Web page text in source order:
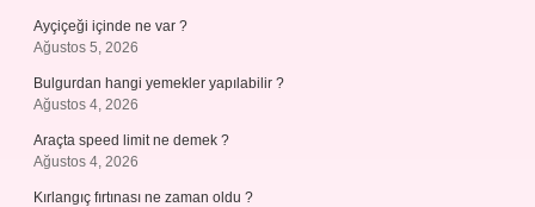
Ayçiçeği içinde ne var ?
Ağustos 5, 2026
Bulgurdan hangi yemekler yapılabilir ?
Ağustos 4, 2026
Araçta speed limit ne demek ?
Ağustos 4, 2026
Kırlangıç fırtınası ne zaman oldu ?